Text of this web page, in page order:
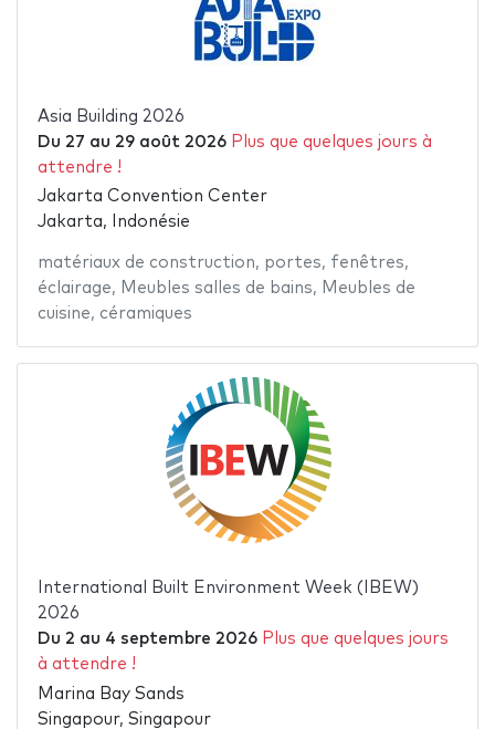
Asia Building 2026
Du 27 au 29 août 2026 Plus que quelques jours à
attendre !
Jakarta Convention Center
Jakarta, Indonésie
matériaux de construction, portes, fenêtres,
éclairage, Meubles salles de bains, Meubles de
cuisine, céramiques
International Built Environment Week (IBEW)
2026
Du 2 au 4 septembre 2026 Plus que quelques jours
à attendre !
Marina Bay Sands
Singapour, Singapour